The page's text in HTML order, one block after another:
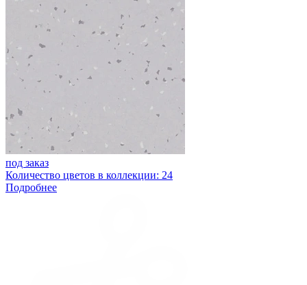
под заказ
Количество цветов в коллекции: 24
Подробнее